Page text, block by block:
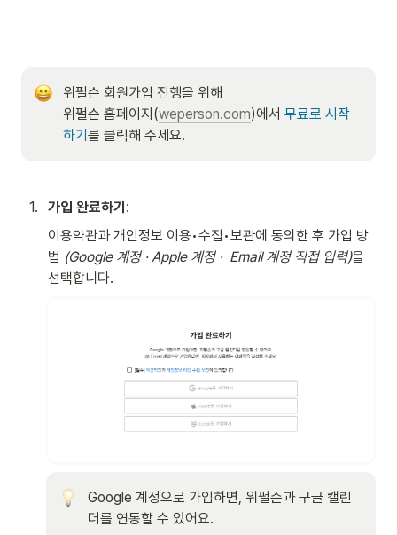
위펄슨 회원가입 진행을 위해
위펄슨 홈페이지(weperson.com)에서 무료로 시작
하기를 클릭해 주세요.
1. 가입 완료하기 :
이용약관과 개인정보 이용•수집•보관에 동의한 후 가입 방
법 (Google 계정 · Apple 계정 ·  Email 계정 직접 입력)을
선택합니다.
Google 계정으로 가입하면, 위펄슨과 구글 캘린
더를 연동할 수 있어요.